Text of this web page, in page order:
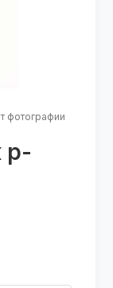
фотографии
р-